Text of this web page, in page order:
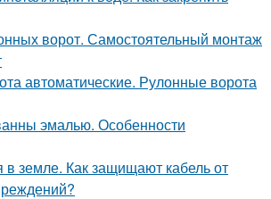
ворот. Самостоятельный монтаж
автоматические. Рулонные ворота
эмалью. Особенности
в земле. Как защищают кабель от